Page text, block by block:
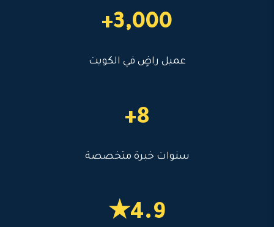
3,000+
عميل راضٍ في الكويت
8+
سنوات خبرة متخصصة
4.9★